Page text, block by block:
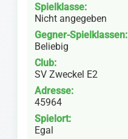
Spielklasse:
Nicht angegeben
Gegner-Spielklassen:
Beliebig
Club:
SV Zweckel E2
Adresse:
45964
Spielort:
Egal